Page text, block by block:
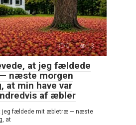
0 13
at jeg fældede
næste morgen
at min have var
af æbler
jeg fældede mit æbletræ — næste
at